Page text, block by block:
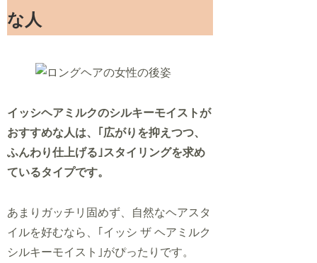
な人
イッシヘアミルクのシルキーモイストが
おすすめな人は、｢広がりを抑えつつ、
ふんわり仕上げる｣スタイリングを求め
ているタイプです。
あまりガッチリ固めず、自然なヘアスタ
イルを好むなら、｢イッシ ザ ヘアミルク
シルキーモイスト｣がぴったりです。